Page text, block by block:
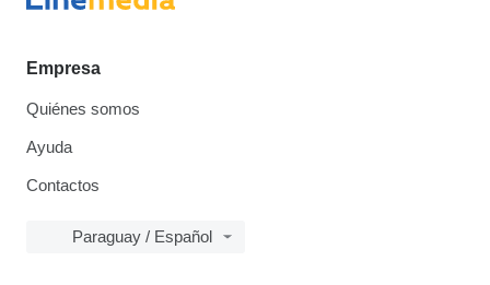
Empresa
Quiénes somos
Ayuda
Contactos
Paraguay / Español